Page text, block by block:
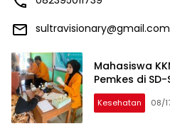
sultravisionary@gmail.com
Mahasiswa
Pemkes di SD-
Kesehatan 08/